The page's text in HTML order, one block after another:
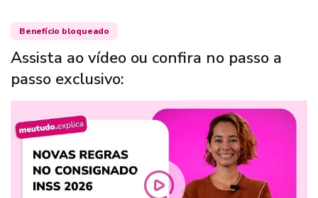
Benefício bloqueado
Assista ao vídeo ou confira no passo a
passo exclusivo: